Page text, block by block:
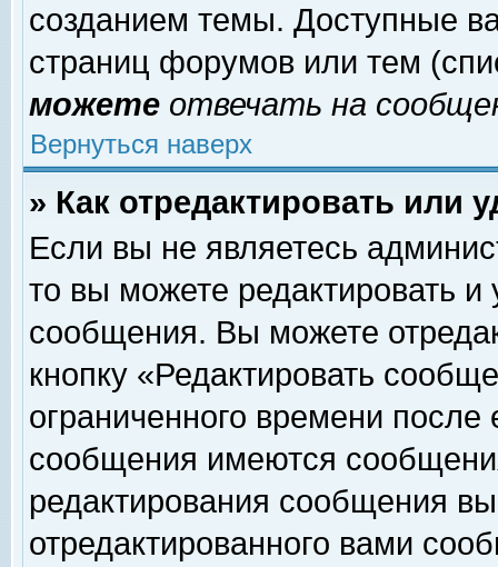
созданием темы. Доступные
страниц форумов или тем
можете отвечать на
Вернуться наверх
» Как отредактировать или
Если вы не являетесь
то вы можете редактировать и
сообщения. Вы можете
кнопку «Редактировать
ограниченного времени
сообщения имеются
редактирования сообщения
отредактированного вами